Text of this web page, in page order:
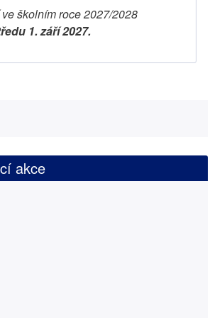
ve školním roce 2027/2028
1. září 2027.
akce